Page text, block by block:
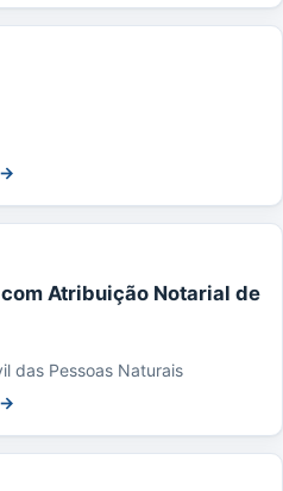
Atribuição Notarial de
das Pessoas Naturais